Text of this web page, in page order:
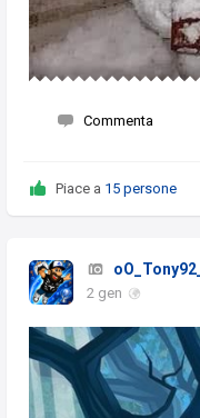
Commenta
Piace a 15 persone
2 gen